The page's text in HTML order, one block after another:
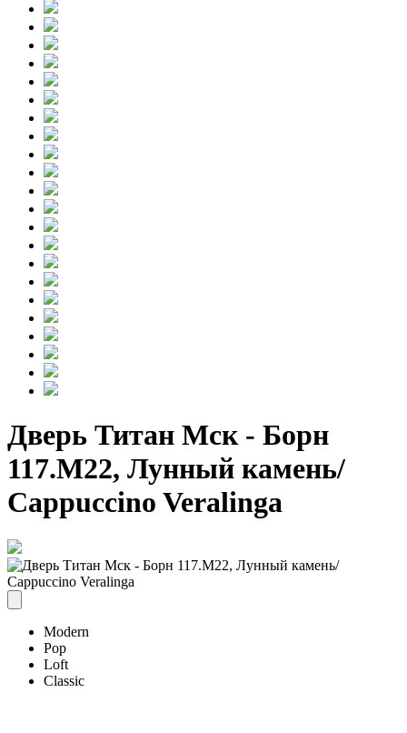
Дверь Титан Мск - Борн
117.М22, Лунный камень/
Cappuccino Veralinga
Modern
Pop
Loft
Classic